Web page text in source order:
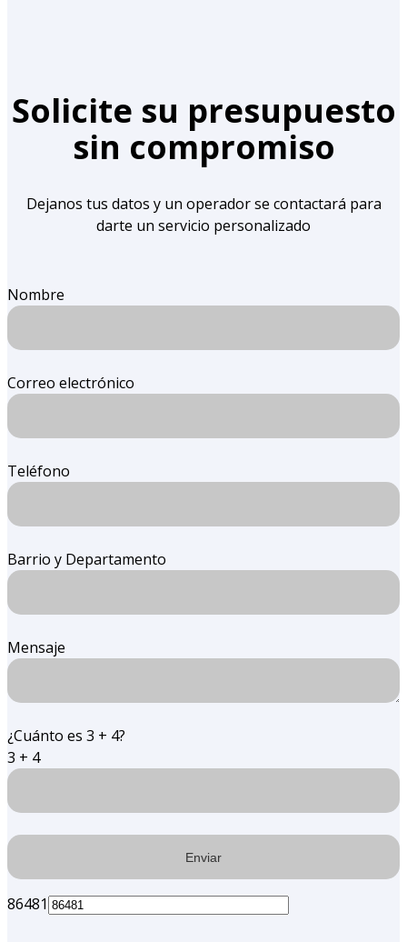
Solicite su presupuesto
sin compromiso
Dejanos tus datos y un operador se contactará para
darte un servicio personalizado
Nombre
Correo electrónico
Teléfono
Barrio y Departamento
Mensaje
¿Cuánto es 3 + 4?
3 + 4
86481